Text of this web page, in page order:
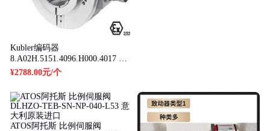
Kubler编码器
8.A02H.5151.4096.H000.4017 德
国库伯勒 旋转 增量型
¥2788.00元/个
ATOS阿托斯 比例伺服阀